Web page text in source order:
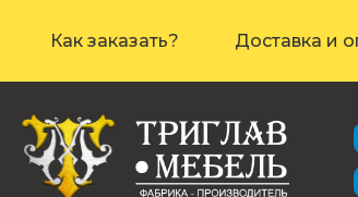
Как заказать? Доставка и